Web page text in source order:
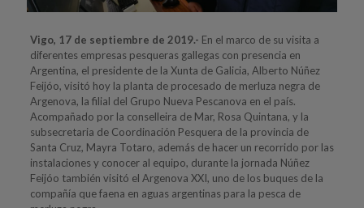
Vigo, 17 de septiembre de 2019.- En el marco de su visita a
diferentes empresas pesqueras gallegas con presencia en
Argentina, el presidente de la Xunta de Galicia, Alberto Núñez
Feijóo, visitó hoy la planta de procesado de merluza negra de
Argenova, la filial del Grupo Nueva Pescanova en el país.
Acompañado por la conselleira de Mar, Rosa Quintana, y la
subsecretaria de Coordinación Pesquera de la provincia de
Santa Cruz, Mayra Totaro, además de hacer un recorrido por las
instalaciones y conocer al equipo, durante la jornada Núñez
Feijóo también visitó el Argenova XXI, uno de los buques de la
compañía que faena en aguas argentinas para la pesca de